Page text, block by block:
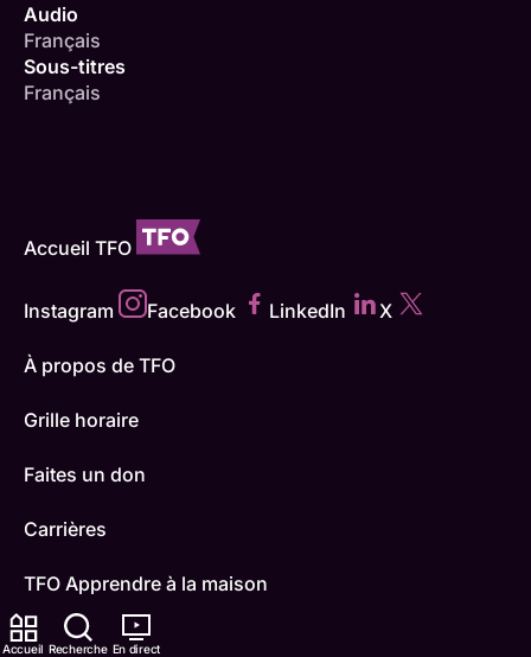
Accueil Recherche En direct
Audio
Français
Sous-titres
Français
Accueil TFO
Instagram Facebook LinkedIn X
À propos de TFO
Grille horaire
Faites un don
Carrières
TFO Apprendre à la maison
Comment nous capter